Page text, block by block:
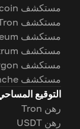
مستكشف Bitcoin
مستكشف Tron
مستكشف Ethereum
مستكشف Arbitrum
مستكشف Polygon
مستكشف Avalanche
التوقيع
رهن Tron
رهن USDT